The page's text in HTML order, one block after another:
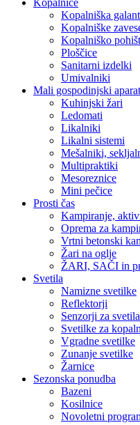
Kopalnice
Kopalniška
Kopalniške
Kopalniško
Ploščice
Sanitarni izdelki
Umivalniki
Mali gospodinjski
Kuhinjski žari
Ledomati
Likalniki
Likalni sistemi
Mešalniki,
Multipraktiki
Mesoreznice
Mini pečice
Prosti čas
Kampiranje,
Oprema za
Vrtni betonski
Žari na oglje
ŽARI, SAČI in
Svetila
Namizne svetilke
Reflektorji
Senzorji za svetila
Svetilke za
Vgradne svetilke
Zunanje svetilke
Žarnice
Sezonska ponudba
Bazeni
Kosilnice
Novoletni